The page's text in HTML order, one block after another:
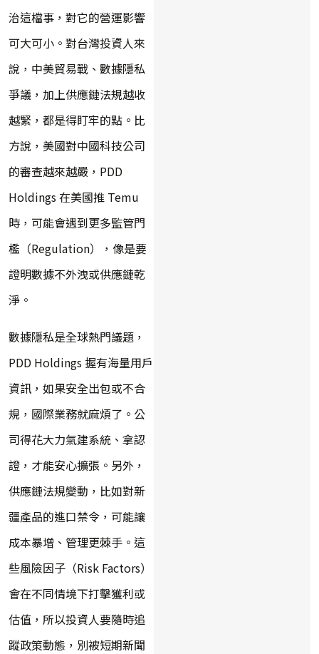
治這檔事，對它的營運影響
可大可小。對台灣投資人來
說，中美貿易戰、數據隱私
爭議，加上供應鏈法規越收
越緊，都是得盯牢的點。比
方說，美國對中國科技公司
的審查越來越嚴，PDD
Holdings 在美國推 Temu
時，可能會遇到更多監管門
檻（Regulation），像是要
證明數據不外洩或供應鏈乾
淨。
數據隱私是全球熱門議題，
PDD Holdings 握有海量用戶
資訊，如果安全出包或不合
規，國際業務就麻煩了。公
司得花大力氣建系統、拿認
證，才能安心擴張。另外，
供應鏈法規變動，比如對新
疆產品的進口禁令，可能讓
成本暴增、管理更棘手。這
些風險因子（Risk Factors）
會在不同情境下打擊獲利或
估值，所以投資人要隨時追
蹤政策動態，別被短期新聞